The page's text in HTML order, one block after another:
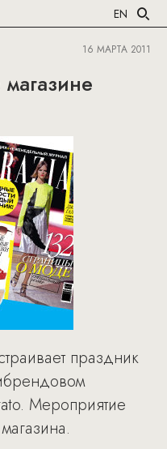
EN
16 МАРТА 2011
праздник
Мероприятие